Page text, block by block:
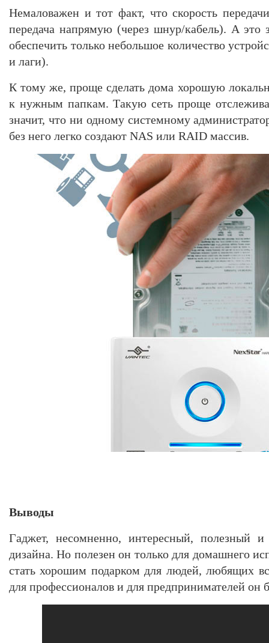
Немаловажен и тот факт, что скорость
передача напрямую (через шнур/кабель). А это
обеспечить только небольшое количество
и лаги).
К тому же, проще сделать дома хорошую
к нужным папкам. Такую сеть проще
значит, что ни одному системному
без него легко создают NAS или RAID массив.
Выводы
Гаджет, несомненно, интересный, полезный
дизайна. Но полезен он только для домашнего
стать хорошим подарком для людей, любящих
для профессионалов и для предпринимателей он